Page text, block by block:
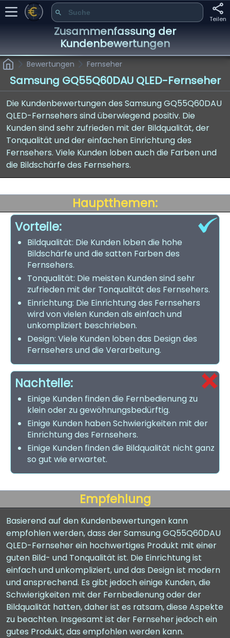
Teilen
Zusammenfassung der
Kundenbewertungen
Bewertungen Fernseher
Samsung GQ55Q60DAU QLED-Fernseher
Die Kundenbewertungen des Samsung GQ55Q60DAU
QLED-Fernsehers sind überwiegend positiv. Die
Kunden sind sehr zufrieden mit der Bildqualität, der
Tonqualität und der einfachen Einrichtung des
Fernsehers. Viele Kunden loben auch die Farben und
die Bildschärfe des Fernsehers.
Hauptthemen:
Vorteile:
Bildqualität: Die Kunden loben die hohe
Bildschärfe und die satten Farben des
Fernsehers.
Tonqualität: Die meisten Kunden sind sehr
zufrieden mit der Tonqualität des Fernsehers.
Einrichtung: Die Einrichtung des Fernsehers
wird von vielen Kunden als einfach und
unkompliziert beschrieben.
Design: Viele Kunden loben das Design des
Fernsehers und die Verarbeitung.
Nachteile:
Einige Kunden finden die Fernbedienung zu
klein oder zu gewöhnungsbedürftig.
Einige Kunden haben Schwierigkeiten mit der
Einrichtung des Fernsehers.
Einige Kunden finden die Bildqualität nicht ganz
so gut wie erwartet.
Empfehlung
Basierend auf den Kundenbewertungen kann
empfohlen werden, dass der Samsung GQ55Q60DAU
QLED-Fernseher ein hochwertiges Produkt mit einer
guten Bild- und Tonqualität ist. Die Einrichtung ist
einfach und unkompliziert, und das Design ist modern
und ansprechend. Es gibt jedoch einige Kunden, die
Schwierigkeiten mit der Fernbedienung oder der
Bildqualität hatten, daher ist es ratsam, diese Aspekte
zu beachten. Insgesamt ist der Fernseher jedoch ein
gutes Produkt, das empfohlen werden kann.